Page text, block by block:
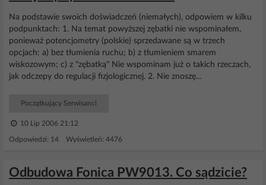
Na podstawie swoich doświadczeń (niemałych), odpowiem w kilku
podpunktach: 1. Na temat powyższej zębatki nie wspominałem,
ponieważ potencjometry (polskie) sprzedawane są w trzech
opcjach: a) bez tłumienia ruchu; b) z tłumieniem smarem
wiskozowym; c) z "zębatką" Nie wspominam już o takich rzeczach,
jak odczepy do regulacji fizjologicznej. 2. Nie znoszę...
Początkujący Serwisanci
10 Lip 2006 21:12
Odpowiedzi: 14 Wyświetleń: 4476
Odbudowa Fonica PW9013. Co sądzicie?